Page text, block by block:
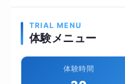
TRIAL MENU
体験メニュー
体験時間